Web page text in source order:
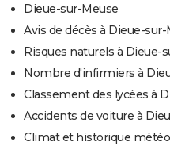
Dieue-sur-Meuse
Avis de décès à Dieue-sur-
Risques naturels à Dieue-
Nombre d'infirmiers à
Classement des lycées à
Accidents de voiture à
Climat et historique